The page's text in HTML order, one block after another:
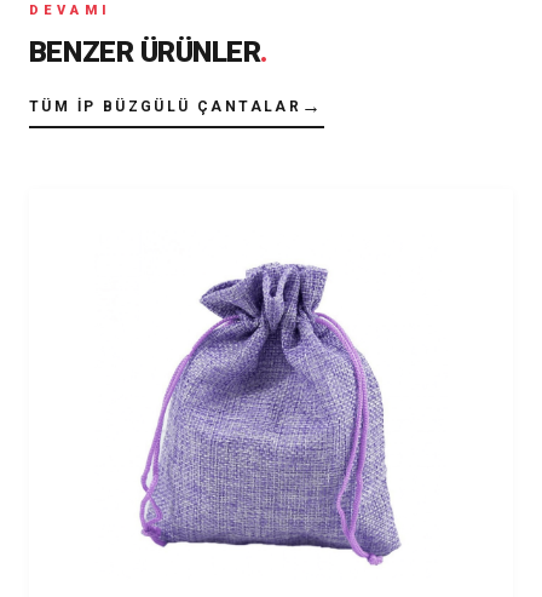
DEVAMI
BENZER ÜRÜNLER.
TÜM İP BÜZGÜLÜ ÇANTALAR →